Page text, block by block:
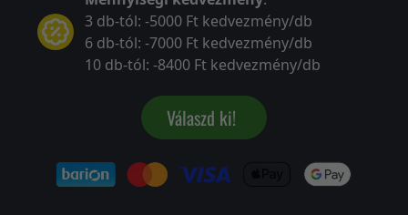
3 db-tól: -5000 Ft kedvezmény/db
6 db-tól: -7000 Ft kedvezmény/db
10 db-tól: -8400 Ft kedvezmény/db
Válaszd ki!